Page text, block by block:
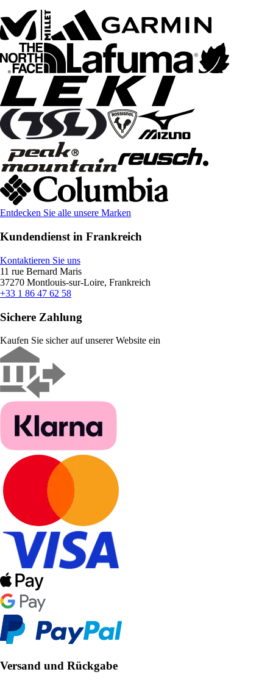
Entdecken Sie alle unsere Marken
Kundendienst in Frankreich
Kontaktieren Sie uns
11 rue Bernard Maris
37270 Montlouis-sur-Loire, Frankreich
+33 1 86 47 62 58
Sichere Zahlung
Kaufen Sie sicher auf unserer Website ein
Versand und Rückgabe